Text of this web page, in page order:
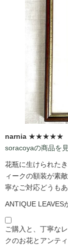
narnia ★★★★★
soracoyaの商品を
花瓶に生けられた
ィークの額装が素
寧なご対応どうも
ANTIQUE LEAVES
ご購入と、丁寧な
クのお花とアンテ